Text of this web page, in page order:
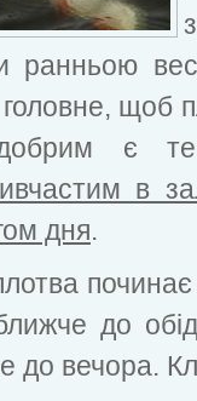
ранньою
щоб
є
в
дня.
до
до вечора.